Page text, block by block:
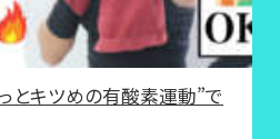
とキツめの有酸素運動”で